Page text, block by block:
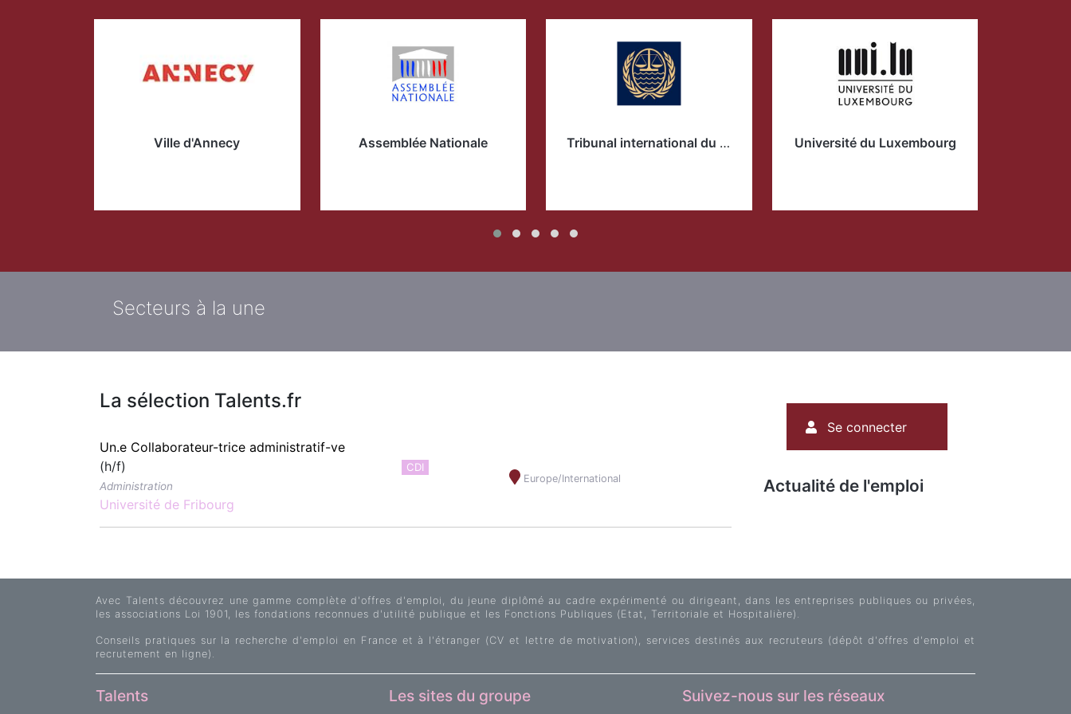
Ville d'Annecy Assemblée Nationale Tribunal international du droit de la mer Université du Luxembourg
Secteurs à la une
La sélection Talents.fr
Un.e Collaborateur-trice administratif-ve
(h/f)
Administration
Université de Fribourg
CDI
Europe/International
du
compte
l'utilisateur
Se connecter
Actualité de l'emploi
Avec Talents découvrez une gamme complète d'offres d'emploi, du jeune diplômé au cadre expérimenté ou dirigeant, dans les entreprises publiques ou privées,
les associations Loi 1901, les fondations reconnues d'utilité publique et les Fonctions Publiques (Etat, Territoriale et Hospitalière).
Conseils pratiques sur la recherche d'emploi en France et à l'étranger (CV et lettre de motivation), services destinés aux recruteurs (dépôt d'offres d'emploi et
recrutement en ligne).
Talents Les sites du groupe Suivez-nous sur les réseaux